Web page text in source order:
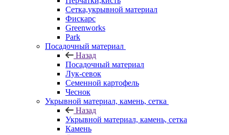
Сетка,укрывной материал
Фискарс
Greenworks
Park
Посадочный материал
Назад
Посадочный материал
Лук-севок
Семенной картофель
Чеснок
Укрывной материал, камень, сетка
Назад
Укрывной материал, камень, сетка
Камень